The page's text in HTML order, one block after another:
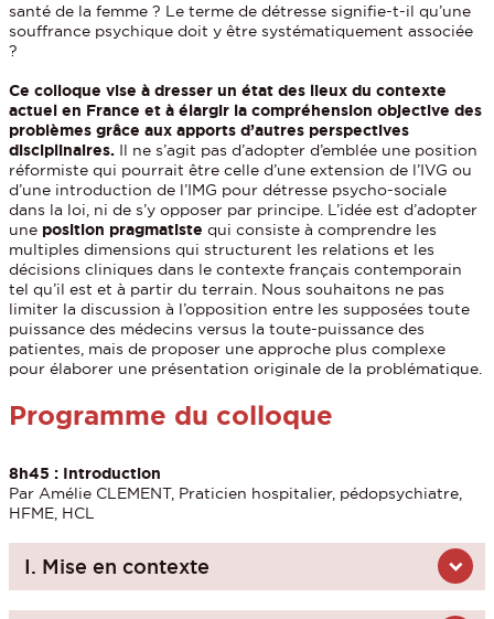
santé de la femme ? Le terme de détresse signifie-t-il qu’une
souffrance psychique doit y être systématiquement associée
?
Ce colloque vise à dresser un état des lieux du contexte
actuel en France et à élargir la compréhension objective des
problèmes grâce aux apports d’autres perspectives
disciplinaires. Il ne s’agit pas d’adopter d’emblée une position
réformiste qui pourrait être celle d’une extension de l’IVG ou
d’une introduction de l’IMG pour détresse psycho-sociale
dans la loi, ni de s’y opposer par principe. L’idée est d’adopter
une position pragmatiste qui consiste à comprendre les
multiples dimensions qui structurent les relations et les
décisions cliniques dans le contexte français contemporain
tel qu’il est et à partir du terrain. Nous souhaitons ne pas
limiter la discussion à l’opposition entre les supposées toute
puissance des médecins versus la toute-puissance des
patientes, mais de proposer une approche plus complexe
pour élaborer une présentation originale de la problématique.
Programme du colloque
8h45 : Introduction
Par Amélie CLEMENT, Praticien hospitalier, pédopsychiatre,
HFME, HCL
I. Mise en contexte